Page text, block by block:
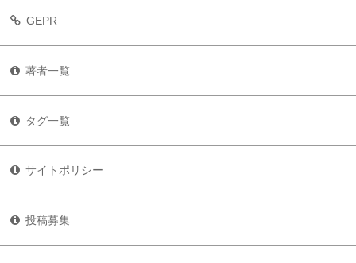
GEPR
著者一覧
タグ一覧
サイトポリシー
投稿募集